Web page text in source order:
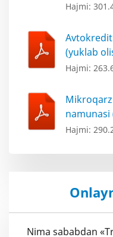
Hajmi:
(yuklab
Hajmi:
namunasi
Hajmi:
Nima sababdan